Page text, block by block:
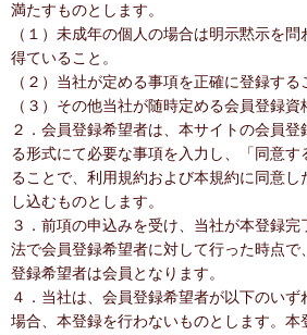
満たすものとします。
（１）未成年の個人の場合は明示黙示を
得ていること。
（２）当社が定める事項を正確に登録する
（３）その他当社が随時定める会員登録
２．会員登録希望者は、本サイトの会員
る形式にて必要な事項を入力し、「同意す
ることで、利用規約および本規約に同意し
し込むものとします。
３．前項の申込みを受け、当社が本登録
法で会員登録希望者に対して行った時点で
登録希望者は会員となります。
４．当社は、会員登録希望者が以下のい
場合、本登録を行わないものとします。本